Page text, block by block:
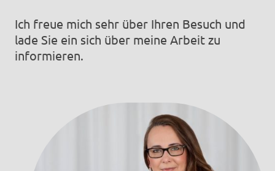
Ich freue mich sehr über Ihren Besuch und
lade Sie ein sich über meine Arbeit zu
informieren.